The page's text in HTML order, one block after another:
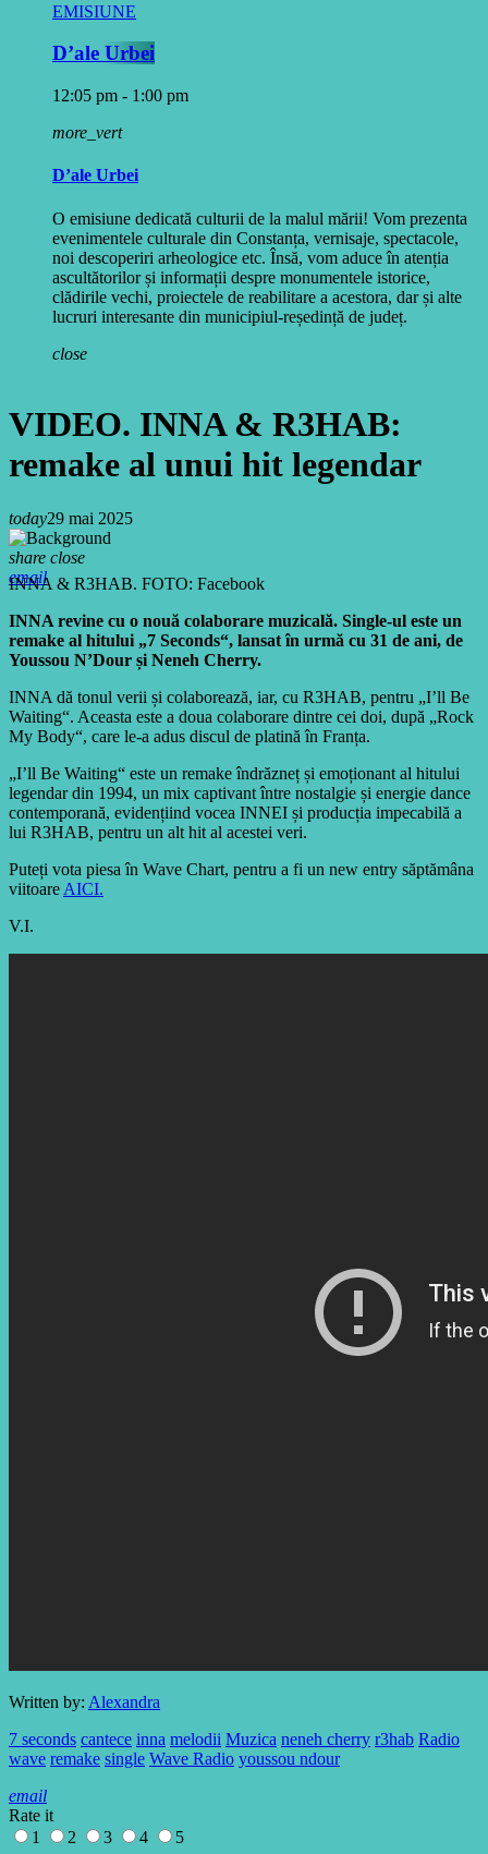
EMISIUNE
D’ale Urbei
12:05 pm - 1:00 pm
more_vert
D’ale Urbei
O emisiune dedicată culturii de la malul mării! Vom prezenta
evenimentele culturale din Constanța, vernisaje, spectacole,
noi descoperiri arheologice etc. Însă, vom aduce în atenția
ascultătorilor și informații despre monumentele istorice,
clădirile vechi, proiectele de reabilitare a acestora, dar și alte
lucruri interesante din municipiul-reședință de județ.
close
VIDEO. INNA & R3HAB:
remake al unui hit legendar
today29 mai 2025
share close
email
INNA & R3HAB. FOTO: Facebook
INNA revine cu o nouă colaborare muzicală. Single-ul este un
remake al hitului „7 Seconds“, lansat în urmă cu 31 de ani, de
Youssou N’Dour și Neneh Cherry.
INNA dă tonul verii și colaborează, iar, cu R3HAB, pentru „I’ll Be
Waiting“. Aceasta este a doua colaborare dintre cei doi, după „Rock
My Body“, care le-a adus discul de platină în Franța.
„I’ll Be Waiting“ este un remake îndrăzneț și emoționant al hitului
legendar din 1994, un mix captivant între nostalgie și energie dance
contemporană, evidențiind vocea INNEI și producția impecabilă a
lui R3HAB, pentru un alt hit al acestei veri.
Puteți vota piesa în Wave Chart, pentru a fi un new entry săptămâna
viitoare AICI.
V.I.
Written by: Alexandra
7 seconds cantece inna melodii Muzica neneh cherry r3hab Radio
wave remake single Wave Radio youssou ndour
email
Rate it
1
2 3 4 5